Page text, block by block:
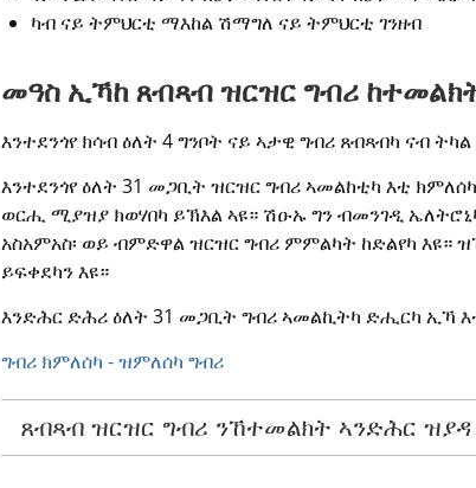
ካብ ናይ ትምህርቲ ማእከል ሽማግለ ናይ ትምህርቲ ገንዘብ
መዓስ ኢኻከ ጸብጻብ ዝርዝር ግብሪ ከተመልክት
እንተደንጎየ ክሳብ ዕለት 4 ግንቦት ናይ ኣታዊ ግብሪ ጸብጻብካ ናብ
እንተደንጎየ ዕለት 31 መጋቢት ዝርዝር ግብሪ ኣመልከቲካ እቲ
ወርሒ ሚያዝያ ክወሃበካ ይኽእል ኣዩ። ሽዑኡ ግን ብመንገዲ
አስአምአስ፡ ወይ ብምድዋል ዝርዝር ግብሪ ምምልካት ከድልየካ እዩ።
ይፍቀደካን እዩ።
እንድሕር ድሕሪ ዕለት 31 መጋቢት ግብሪ ኣመልኪትካ ድሒርካ ኢኻ
ግብሪ ክምለሰካ - ዝምለሰካ ግብሪ
ጸብጻብ ዝርዝር ግብሪ ንኸተመልክት ኣንድሕር ዝያዳ